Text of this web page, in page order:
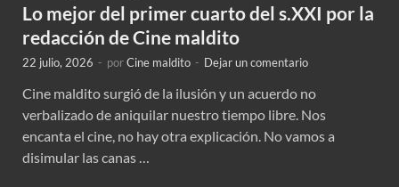
Lo mejor del primer cuarto del s.XXI por la
redacción de Cine maldito
22 julio, 2026 - porCine maldito - Dejar un comentario
Cine maldito surgió de la ilusión y un acuerdo no
verbalizado de aniquilar nuestro tiempo libre. Nos
encanta el cine, no hay otra explicación. No vamos a
disimular las canas …